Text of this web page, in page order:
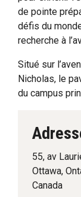
de pointe
défis du
recherche à
Situé sur
Nicholas, le
du campus
55, av
Ottawa,
Canada